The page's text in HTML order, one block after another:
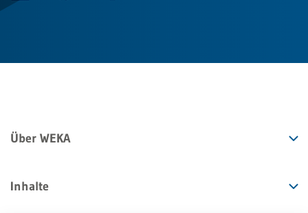
Über WEKA
Inhalte